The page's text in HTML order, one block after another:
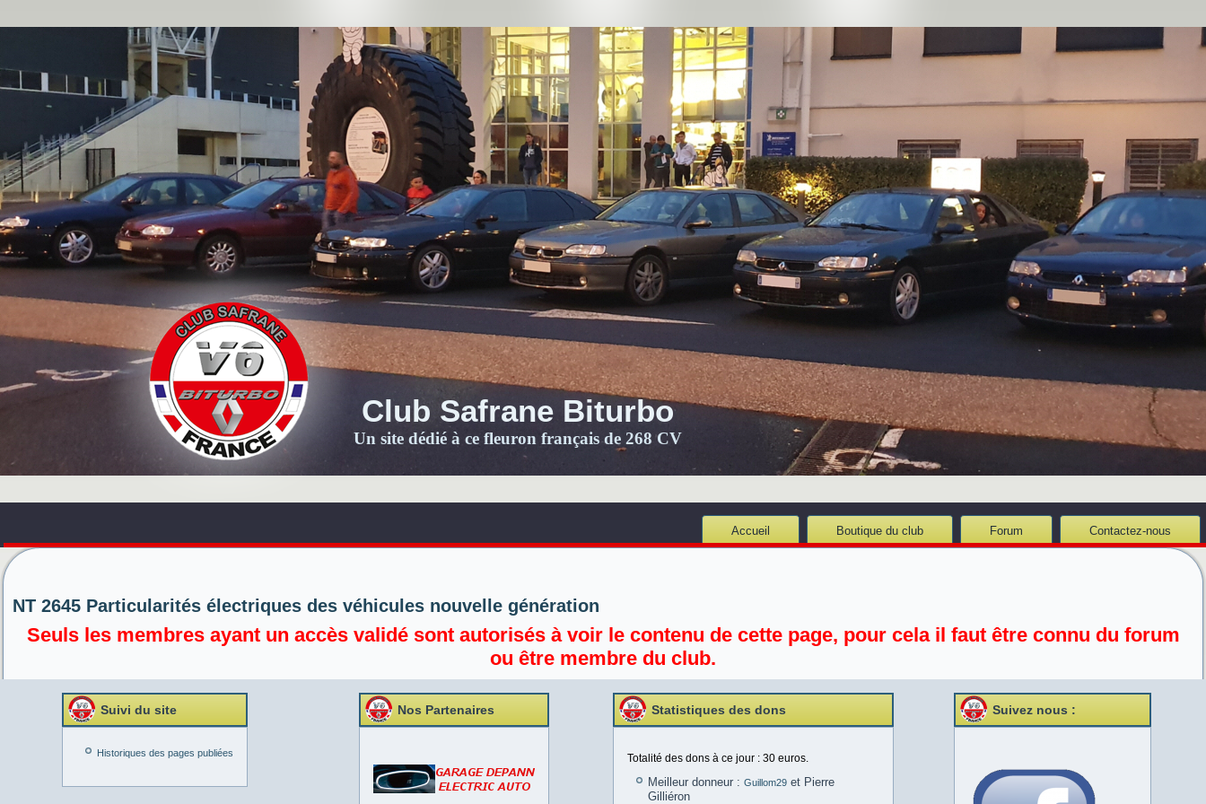
Club Safrane Biturbo
Un site dédié à ce fleuron français de 268 CV
Accueil Boutique du club Forum Contactez-nous
NT 2645 Particularités électriques des véhicules nouvelle génération
Seuls les membres ayant un accès validé sont autorisés à voir le contenu de cette page, pour cela il faut être connu du forum
ou être membre du club.
Suivi du site
Historiques des pages publiées
Nos Partenaires Statistiques des dons
Totalité des dons à ce jour : 30 euros.
Meilleur donneur : Guillom29 et Pierre
Gilliéron
Suivez nous :